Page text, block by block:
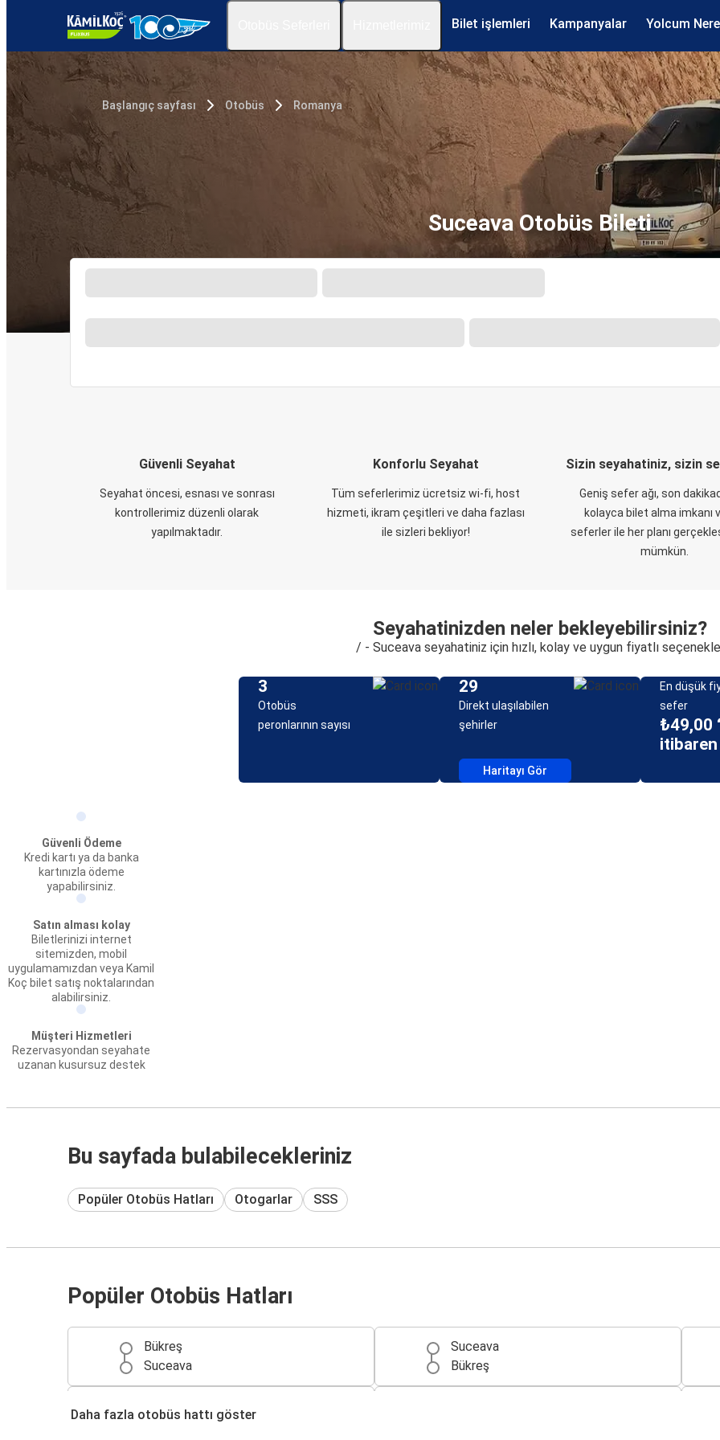
Bilet işlemleri Kampanyalar Yolcum
Başlangıç sayfası Otobüs Romanya
Suceava Otobüs Bileti
Güvenli Seyahat
Seyahat öncesi, esnası ve sonrası
kontrollerimiz düzenli olarak
yapılmaktadır.
Konforlu Seyahat
Tüm seferlerimiz ücretsiz wi-fi, host
hizmeti, ikram çeşitleri ve daha fazlası
ile sizleri bekliyor!
Sizin seyahatiniz, sizin
Geniş sefer ağı, son
kolayca bilet alma imkanı
seferler ile her planı
mümkün.
Seyahatinizden neler bekleyebilirsiniz?
/ - Suceava seyahatiniz için hızlı, kolay ve uygun fiyatlı
3
Otobüs
peronlarının sayısı
29
Direkt ulaşılabilen
şehirler
Haritayı Gör
En düşük
sefer
₺49,00
itibaren
Güvenli Ödeme
Kredi kartı ya da banka
kartınızla ödeme
yapabilirsiniz.
Satın alması kolay
Biletlerinizi internet
sitemizden, mobil
uygulamamızdan veya Kamil
Koç bilet satış noktalarından
alabilirsiniz.
Müşteri Hizmetleri
Rezervasyondan seyahate
uzanan kusursuz destek
Bu sayfada bulabilecekleriniz
Popüler Otobüs Hatları Otogarlar SSS
Popüler Otobüs Hatları
Bükreş
Suceava
Suceava
Bükreş
Suceava
Daha fazla otobüs hattı göster